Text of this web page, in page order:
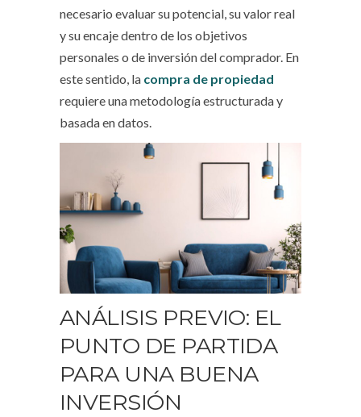
necesario evaluar su potencial, su valor real
y su encaje dentro de los objetivos
personales o de inversión del comprador. En
este sentido, la compra de propiedad
requiere una metodología estructurada y
basada en datos.
ANÁLISIS PREVIO: EL
PUNTO DE PARTIDA
PARA UNA BUENA
INVERSIÓN